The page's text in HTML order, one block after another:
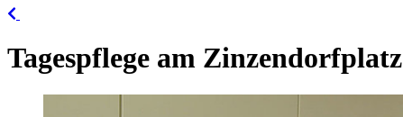
Tagespflege am Zinzendorfplatz